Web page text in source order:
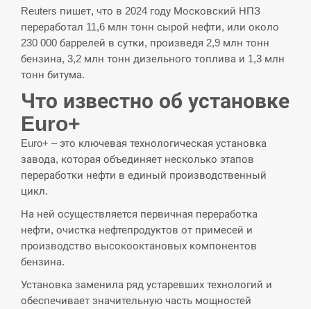
СЕРПЕНЬ
13:53
В Москве пожаловались на “кратный
рост” атак дронов Украины
13:40
Біля українського літака в аеропорту
Лейпцига виявили дрон, ймовірно, з…
СЕРПЕНЬ
13:23
МИДе ответили, как отреагируют на…
СЕРПЕНЬ
13:10
Тайвань проводить найбільші військові
навчання на тлі загрози вторгнення з…
Reuters пишет, что в 2024 году Московский НПЗ
переработал 11,6 млн тонн сырой нефти, или около
230 000 баррелей в сутки, произведя 2,9 млн тонн
бензина, 3,2 млн тонн дизельного топлива и 1,3 млн
тонн битума.
Что известно об установке
Euro+
Euro+ – это ключевая технологическая установка
завода, которая объединяет несколько этапов
переработки нефти в единый производственный
цикл.
На ней осуществляется первичная переработка
нефти, очистка нефтепродуктов от примесей и
производство высокооктановых компонентов
бензина.
Установка заменила ряд устаревших технологий и
обеспечивает значительную часть мощностей